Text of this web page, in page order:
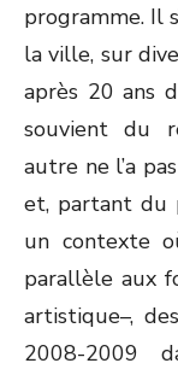
programme. Il
la ville, sur
après 20 ans
souvient du
autre ne l’a
et, partant du
un contexte
parallèle aux
artistique–,
2008-2009